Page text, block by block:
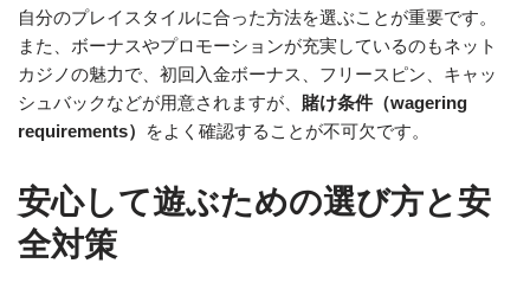
自分のプレイスタイルに合った方法を選ぶことが重要です。
また、ボーナスやプロモーションが充実しているのもネット
カジノの魅力で、初回入金ボーナス、フリースピン、キャッ
シュバックなどが用意されますが、 賭け条件（wagering
requirements）
をよく確認することが不可欠です。
安心して遊ぶための選び方と安
全対策